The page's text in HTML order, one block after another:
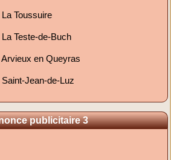
Toussuire
Teste-de-Buch
en Queyras
Jean-de-Luz
publicitaire 3